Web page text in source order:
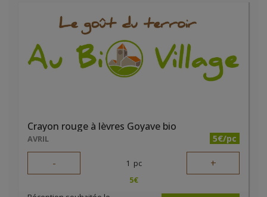
Crayon rouge à lèvres Goyave bio
AVRIL 5€/pc
- 1 pc +
5€